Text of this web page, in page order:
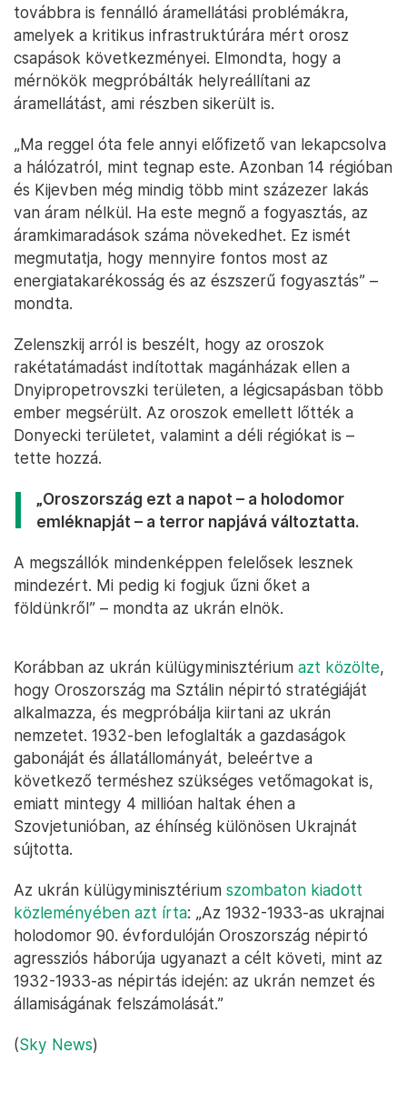
továbbra is fennálló áramellátási problémákra,
amelyek a kritikus infrastruktúrára mért orosz
csapások következményei. Elmondta, hogy a
mérnökök megpróbálták helyreállítani az
áramellátást, ami részben sikerült is.
„Ma reggel óta fele annyi előfizető van lekapcsolva
a hálózatról, mint tegnap este. Azonban 14 régióban
és Kijevben még mindig több mint százezer lakás
van áram nélkül. Ha este megnő a fogyasztás, az
áramkimaradások száma növekedhet. Ez ismét
megmutatja, hogy mennyire fontos most az
energiatakarékosság és az észszerű fogyasztás” –
mondta.
Zelenszkij arról is beszélt, hogy az oroszok
rakétatámadást indítottak magánházak ellen a
Dnyipropetrovszki területen, a légicsapásban több
ember megsérült. Az oroszok emellett lőtték a
Donyecki területet, valamint a déli régiókat is –
tette hozzá.
„Oroszország ezt a napot – a holodomor
emléknapját – a terror napjává változtatta.
A megszállók mindenképpen felelősek lesznek
mindezért. Mi pedig ki fogjuk űzni őket a
földünkről” – mondta az ukrán elnök.
Korábban az ukrán külügyminisztérium azt közölte,
hogy Oroszország ma Sztálin népirtó stratégiáját
alkalmazza, és megpróbálja kiirtani az ukrán
nemzetet. 1932-ben lefoglalták a gazdaságok
gabonáját és állatállományát, beleértve a
következő terméshez szükséges vetőmagokat is,
emiatt mintegy 4 millióan haltak éhen a
Szovjetunióban, az éhínség különösen Ukrajnát
sújtotta.
Az ukrán külügyminisztérium szombaton kiadott
közleményében azt írta: „Az 1932-1933-as ukrajnai
holodomor 90. évfordulóján Oroszország népirtó
agressziós háborúja ugyanazt a célt követi, mint az
1932-1933-as népirtás idején: az ukrán nemzet és
államiságának felszámolását.”
(Sky News)